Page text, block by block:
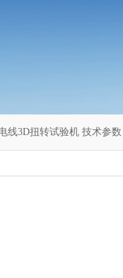
线3D扭转试验机 技术参数